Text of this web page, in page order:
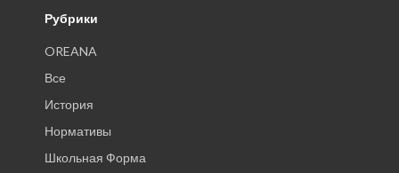
Рубрики
OREANA
Все
История
Нормативы
Школьная Форма